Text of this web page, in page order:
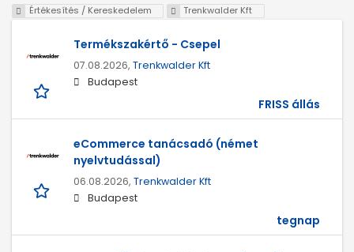
Értékesítés / Kereskedelem Trenkwalder Kft
Termékszakértő - Csepel
07.08.2026, Trenkwalder Kft
Budapest
FRISS állás
eCommerce tanácsadó (német
nyelvtudással)
06.08.2026, Trenkwalder Kft
Budapest
tegnap